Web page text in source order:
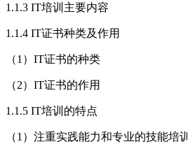
1.1.3 IT培训主要内容
1.1.4 IT证书种类及作用
（1）IT证书的种类
（2）IT证书的作用
1.1.5 IT培训的特点
（1）注重实践能力和专业的技能培训